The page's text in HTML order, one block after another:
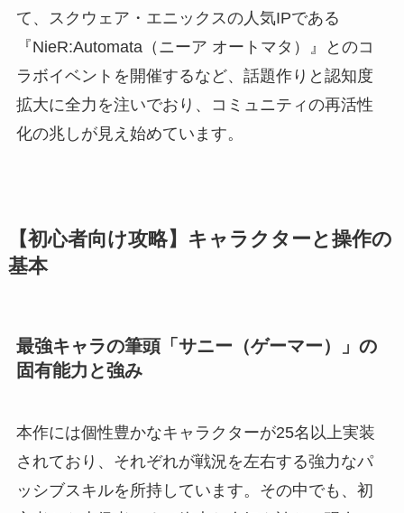
て、スクウェア・エニックスの人気IPである
『NieR:Automata（ニーア オートマタ）』とのコ
ラボイベントを開催するなど、話題作りと認知度
拡大に全力を注いでおり、コミュニティの再活性
化の兆しが見え始めています。
【初心者向け攻略】キャラクターと操作の
基本
最強キャラの筆頭「サニー（ゲーマー）」の
固有能力と強み
本作には個性豊かなキャラクターが25名以上実装
されており、それぞれが戦況を左右する強力なパ
ッシブスキルを所持しています。その中でも、初